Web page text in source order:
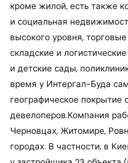
кроме жилой, есть также
и социальная
высокого уровня,
складские и
и детские сады,
время у Интергал-Буда
географическое покрытие
девелоперов.Компания
Черновцах, Житомире,
городах. В частности, в